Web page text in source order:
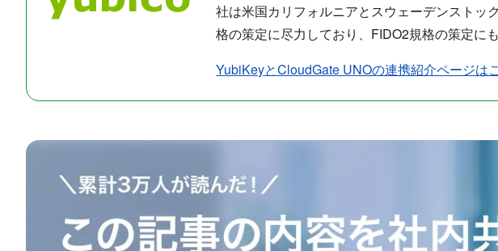
社は米国カリフォルニアとスウェーデンストッ
格の策定に尽力しており、FIDO2規格の策定に
YubiKeyとCloudGate UNOの連携紹介ページは